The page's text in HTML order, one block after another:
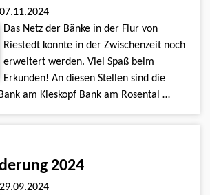
07.11.2024
Das Netz der Bänke in der Flur von
Riestedt konnte in der Zwischenzeit noch
erweitert werden. Viel Spaß beim
Erkunden! An diesen Stellen sind die
am Kieskopf Bank am Rosental …
2024
29.09.2024